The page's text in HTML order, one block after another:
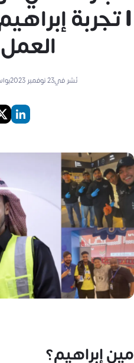
| تجربة
نُشر في23 نوفمبر 2023
مين إبراهيم؟